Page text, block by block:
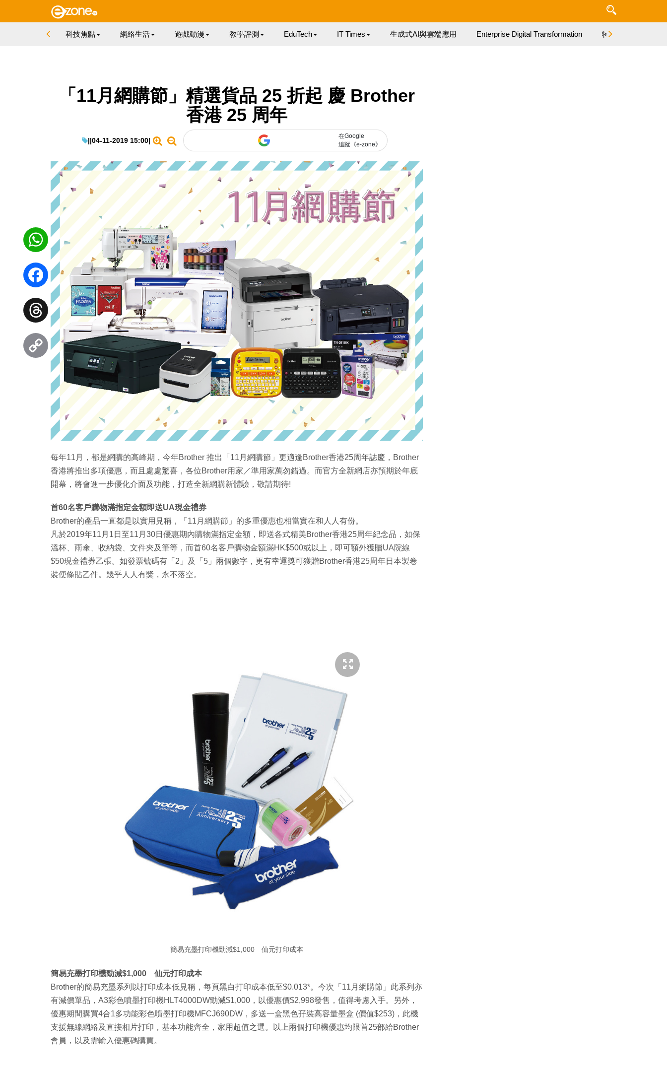
科技焦點 網絡生活 遊戲動漫 教學評測 EduTech IT Times 生成式AI與雲端應用 Enterprise Digital Transformation 特集
「11月網購節」精選貨品 25 折起 慶 Brother
香港 25 周年
||04-11-2019 15:00|
在Google
追蹤《e-zone》
每年11月，都是網購的高峰期，今年Brother 推出「11月網購節」更適逢Brother香港25周年誌慶，Brother
香港將推出多項優惠，而且處處驚喜，各位Brother用家／準用家萬勿錯過。而官方全新網店亦預期於年底
開幕，將會進一步優化介面及功能，打造全新網購新體驗，敬請期待!
首60名客戶購物滿指定金額即送UA現金禮券
Brother的產品一直都是以實用見稱，「11月網購節」的多重優惠也相當實在和人人有份。
凡於2019年11月1日至11月30日優惠期內購物滿指定金額，即送各式精美Brother香港25周年紀念品，如保
溫杯、雨傘、收納袋、文件夾及筆等，而首60名客戶購物金額滿HK$500或以上，即可額外獲贈UA院線
$50現金禮券乙張。如發票號碼有「2」及「5」兩個數字，更有幸運獎可獲贈Brother香港25周年日本製卷
裝便條貼乙件。幾乎人人有獎，永不落空。
簡易充墨打印機勁減$1,000 仙元打印成本
簡易充墨打印機勁減$1,000 仙元打印成本
Brother的簡易充墨系列以打印成本低見稱，每頁黑白打印成本低至$0.013*。今次「11月網購節」此系列亦
有減價單品，A3彩色噴墨打印機HLT4000DW勁減$1,000，以優惠價$2,998發售，值得考慮入手。另外，
優惠期間購買4合1多功能彩色噴墨打印機MFCJ690DW，多送一盒黑色孖裝高容量墨盒 (價值$253)，此機
支援無線網絡及直接相片打印，基本功能齊全，家用超值之選。以上兩個打印機優惠均限首25部給Brother
會員，以及需輸入優惠碼購買。
WhatsApp
Facebook
Threads
Copy